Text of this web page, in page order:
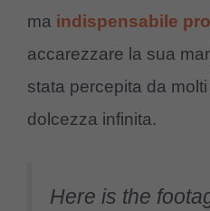
ma indispensabile
accarezzare la sua
stata percepita da
dolcezza infinita.
Here is the